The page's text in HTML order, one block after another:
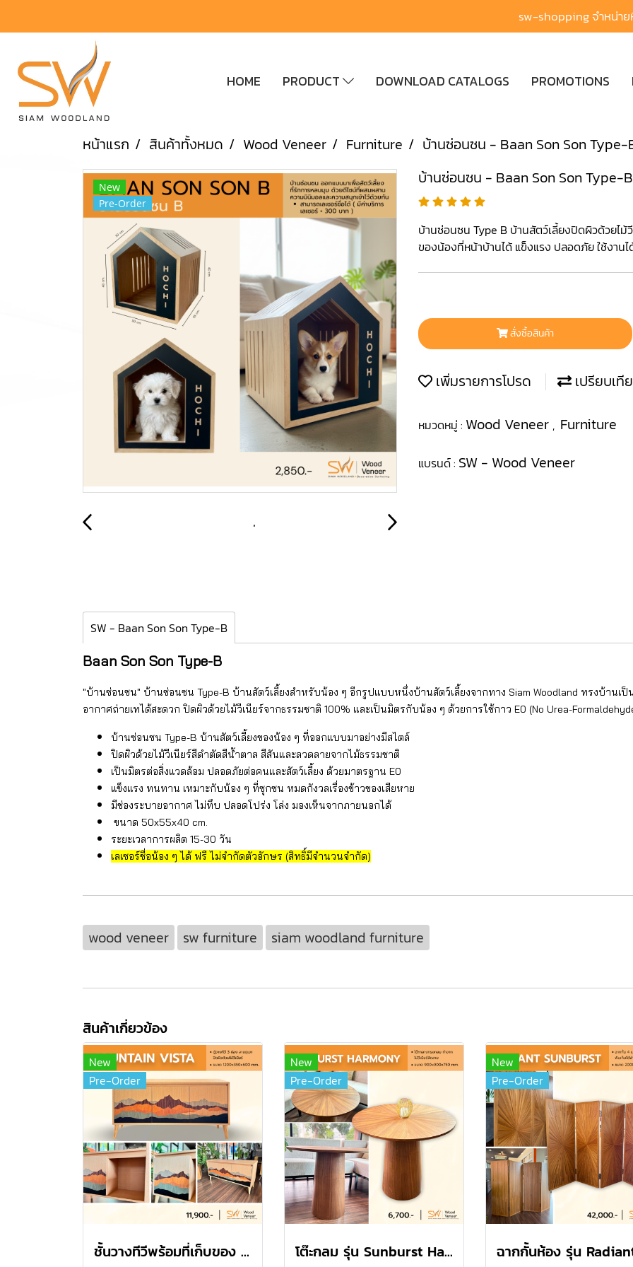
sw-shopping จำหน่า
HOME PRODUCT DOWNLOAD CATALOGS PROMOTIONS
หน้าแรก สินค้าทั้งหมด Wood Veneer Furniture บ้านซ่อนซน - Baan Son Son Type-
New
Pre-Order
บ้านซ่อนซน - Baan Son Son Type-B
บ้านซ่อนซน Type B บ้านสัตว์เลี้ยงปิดผิวด้วยไม้
ของน้องที่หน้าบ้านได้ แข็งแรง ปลอดภัย ใช้งานไ
สั่งซื้อสินค้า
เพิ่มรายการโปรด เปรียบเที
หมวดหมู่ : Wood Veneer , Furniture
แบรนด์ : SW - Wood Veneer
SW - Baan Son Son Type-B
Baan Son Son Type-B
"บ้านซ่อนซน" บ้านซ่อนซน Type-B บ้านสัตว์เลี้ยงสำหรับน้อง ๆ อีกรูปแบบหนึ่งบ้านสัตว์เลี้ยงจากทาง Siam Woodland ทรงบ้านเป็
อากาศถ่ายเทได้สะดวก ปิดผิวด้วยไม้วีเนียร์จากธรรมชาติ 100% และเป็นมิตรกับน้อง ๆ ด้วยการใช้กาว E0 (No Urea-
บ้านซ่อนซน Type-B บ้านสัตว์เลี้ยงของน้อง ๆ ที่ออกแบบมาอย่างมีสไตล์
ปิดผิวด้วยไม้วีเนียร์สีดำตัดสีน้ำตาล สีสันและลวดลายจากไม้ธรรมชาติ
เป็นมิตรต่อสิ่งแวดล้อม ปลอดภัยต่อคนและสัตว์เลี้ยง ด้วยมาตรฐาน E0
แข็งแรง ทนทาน เหมาะกับน้อง ๆ ที่ซุกซน หมดกังวลเรื่องข้าวของเสียหาย
มีช่องระบายอากาศ ไม่ทึบ ปลอดโปร่ง โล่ง มองเห็นจากภายนอกได้
ขนาด 50x55x40 cm.
ระยะเวลาการผลิต 15-30 วัน
เลเซอร์ชื่อน้อง ๆ ได้ ฟรี ไม่จำกัดตัวอักษร (สิทธิ์มีจำนวนจำกัด)
wood veneer sw furniture siam woodland furniture
สินค้าเกี่ยวข้อง
New
Pre-Order
ชั้นวางทีวีพร้อมที่เก็บของ - Mountain Vista
New
Pre-Order
โต๊ะกลม รุ่น Sunburst Harmony
New
Pre-Order